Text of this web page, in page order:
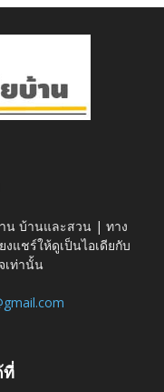
น บ้านและสวน | ทาง
งแชร์ให้ดูเป็นไอเดียกับ
เท่านั้น
ที่